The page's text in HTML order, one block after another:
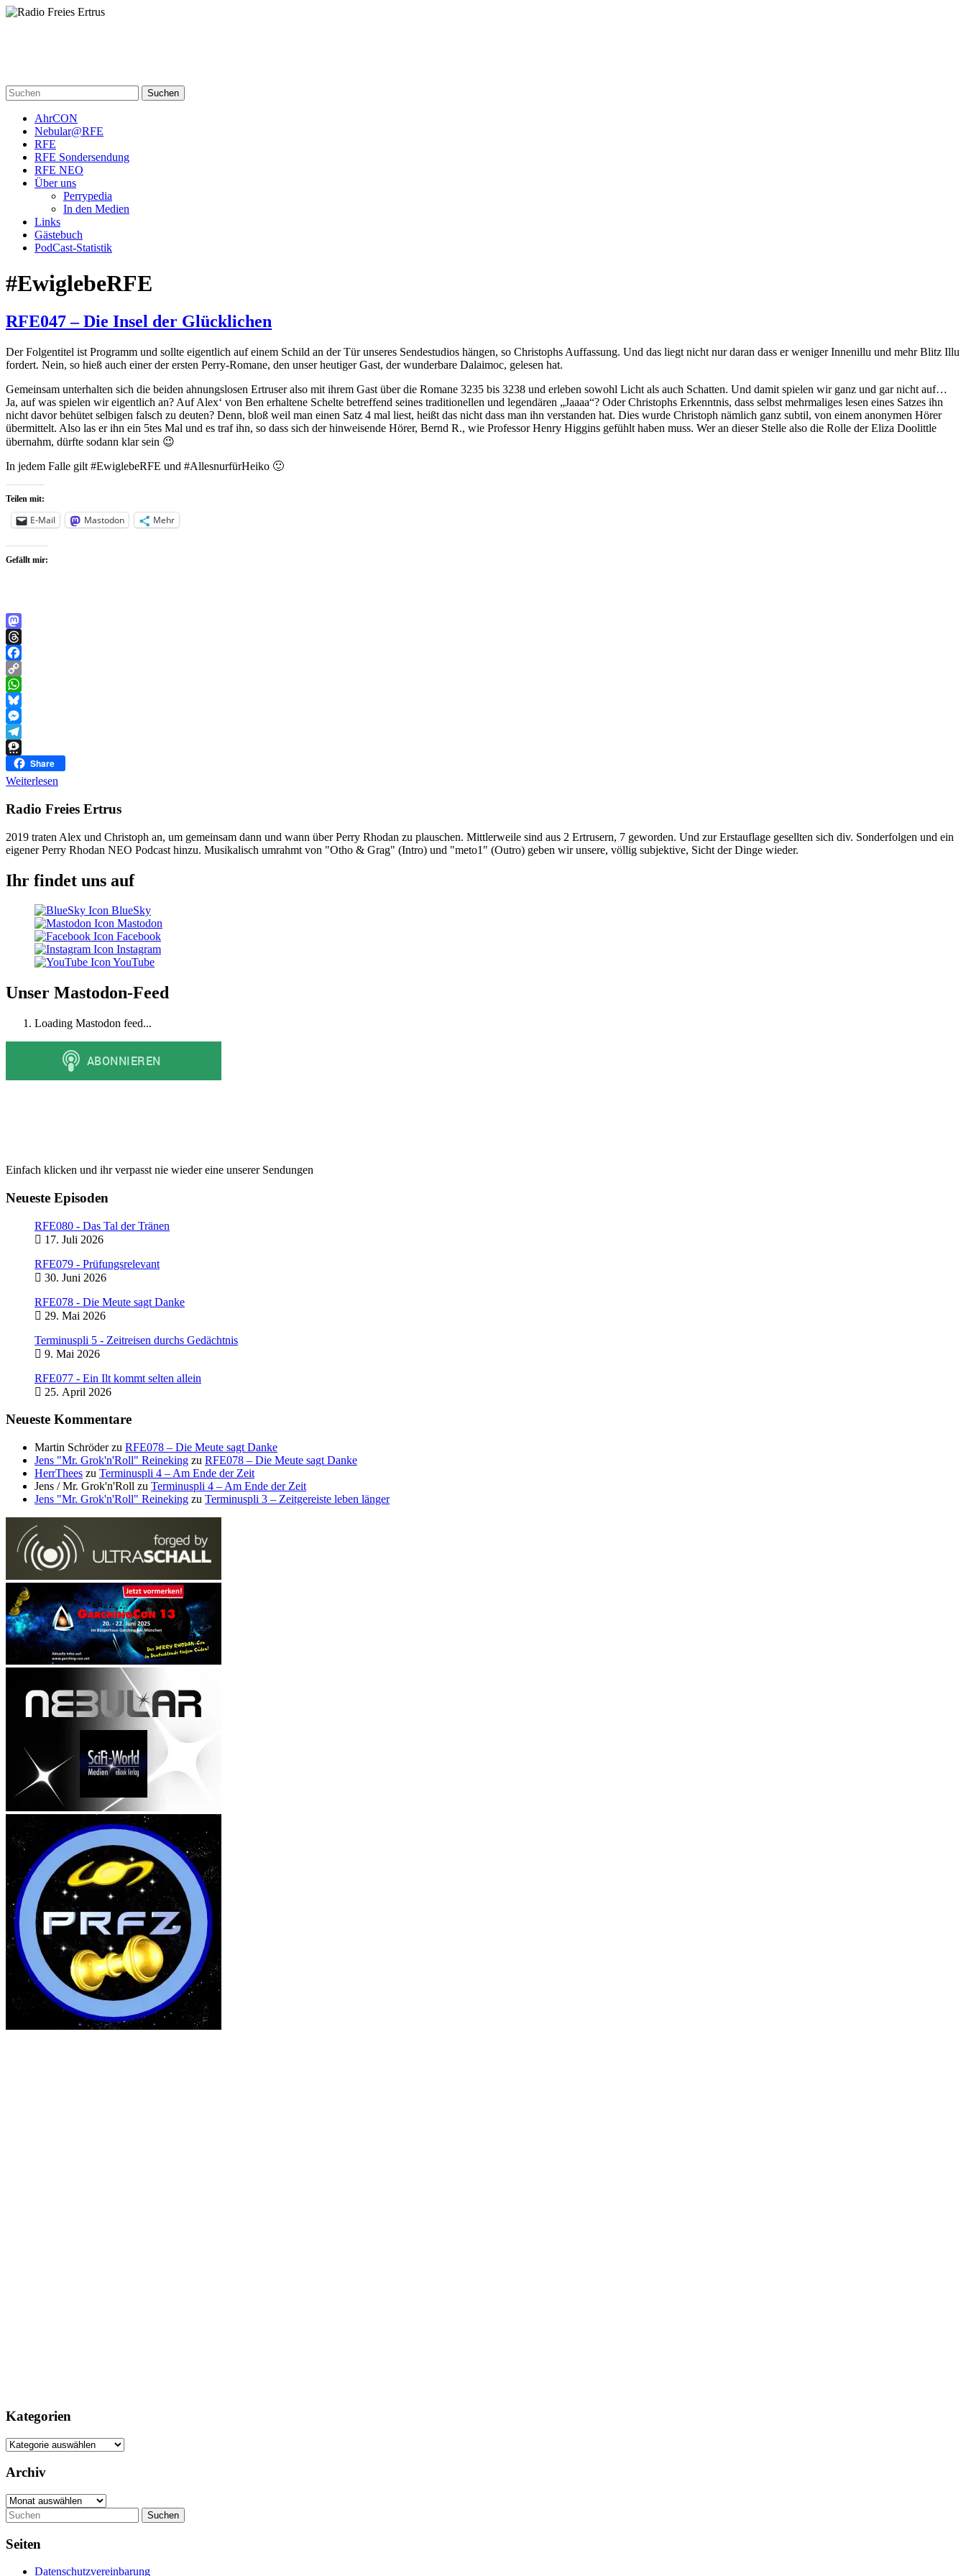
Skip
Suchen
AhrCON
Nebular@RFE
RFE
RFE Sondersendung
RFE NEO
Über uns
Perrypedia
In den Medien
Links
Gästebuch
PodCast-Statistik
#EwiglebeRFE
RFE047 – Die Insel der Glücklichen
Der Folgentitel ist Programm und sollte eigentlich auf einem Schild an der Tür unseres Sendestudios hängen, so Christophs Auffassung. Und das liegt nicht nur daran dass er weniger Innenillu und mehr Blitz Illu
fordert. Nein, so hieß auch einer der ersten Perry-Romane, den unser heutiger Gast, der wunderbare Dalaimoc, gelesen hat.
Gemeinsam unterhalten sich die beiden ahnungslosen Ertruser also mit ihrem Gast über die Romane 3235 bis 3238 und erleben sowohl Licht als auch Schatten. Und damit spielen wir ganz und gar nicht auf…
Ja, auf was spielen wir eigentlich an? Auf Alex‘ von Ben erhaltene Schelte betreffend seines traditionellen und legendären „Jaaaa“? Oder Christophs Erkenntnis, dass selbst mehrmaliges lesen eines Satzes ihn
nicht davor behütet selbigen falsch zu deuten? Denn, bloß weil man einen Satz 4 mal liest, heißt das nicht dass man ihn verstanden hat. Dies wurde Christoph nämlich ganz subtil, von einem anonymen Hörer
übermittelt. Also las er ihn ein 5tes Mal und es traf ihn, so dass sich der hinweisende Hörer, Bernd R., wie Professor Henry Higgins gefühlt haben muss. Wer an dieser Stelle also die Rolle der Eliza Doolittle
übernahm, dürfte sodann klar sein 😉
In jedem Falle gilt #EwiglebeRFE und #AllesnurfürHeiko 🙂
Teilen mit:
E-Mail Mastodon Mehr
Gefällt mir:
Mastodon
Threads
Facebook
Copy
Link
WhatsApp
Bluesky
Messenger
Telegram
Threema
Share
Weiterlesen
Radio Freies Ertrus
2019 traten Alex und Christoph an, um gemeinsam dann und wann über Perry Rhodan zu plauschen. Mittlerweile sind aus 2 Ertrusern, 7 geworden. Und zur Erstauflage gesellten sich div. Sonderfolgen und ein
eigener Perry Rhodan NEO Podcast hinzu. Musikalisch umrahmt von "Otho & Grag" (Intro) und "meto1" (Outro) geben wir unsere, völlig subjektive, Sicht der Dinge wieder.
Ihr findet uns auf
BlueSky
Mastodon
Facebook
Instagram
YouTube
Unser Mastodon-Feed
Loading Mastodon feed...
Einfach klicken und ihr verpasst nie wieder eine unserer Sendungen
Neueste Episoden
RFE080 - Das Tal der Tränen
17. Juli 2026
RFE079 - Prüfungsrelevant
30. Juni 2026
RFE078 - Die Meute sagt Danke
29. Mai 2026
Terminuspli 5 - Zeitreisen durchs Gedächtnis
9. Mai 2026
RFE077 - Ein Ilt kommt selten allein
25. April 2026
Neueste Kommentare
Martin Schröderzu RFE078 – Die Meute sagt Danke
Jens "Mr. Grok'n'Roll" Reineking zu RFE078 – Die Meute sagt Danke
HerrThees zu Terminuspli 4 – Am Ende der Zeit
Jens / Mr. Grok'n'Roll zu Terminuspli 4 – Am Ende der Zeit
Jens "Mr. Grok'n'Roll" Reineking zu Terminuspli 3 – Zeitgereiste leben länger
Kategorien
Kategorien
Archiv
Archiv
Suchen
Seiten
Datenschutzvereinbarung